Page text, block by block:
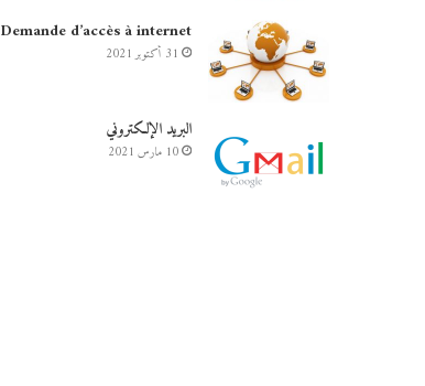
Demande d’accès à internet
31 أكتوبر 2021
البريد الإلكتروني
10 مارس 2021